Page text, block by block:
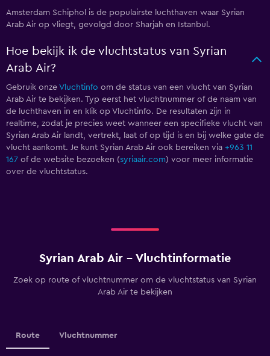
Amsterdam Schiphol is de populairste luchthaven waar Syrian
Arab Air op vliegt, gevolgd door Sharjah en Istanbul.
Hoe bekijk ik de vluchtstatus van Syrian
Arab Air?
Gebruik onze Vluchtinfo om de status van een vlucht van Syrian
Arab Air te bekijken. Typ eerst het vluchtnummer of de naam van
de luchthaven in en klik op Vluchtinfo. De resultaten zijn in
realtime, zodat je precies weet wanneer een specifieke vlucht van
Syrian Arab Air landt, vertrekt, laat of op tijd is en bij welke gate de
vlucht aankomt. Je kunt Syrian Arab Air ook bereiken via +963 11
167 of de website bezoeken (syriaair.com) voor meer informatie
over de vluchtstatus.
Syrian Arab Air - Vluchtinformatie
Zoek op route of vluchtnummer om de vluchtstatus van Syrian
Arab Air te bekijken
Route Vluchtnummer